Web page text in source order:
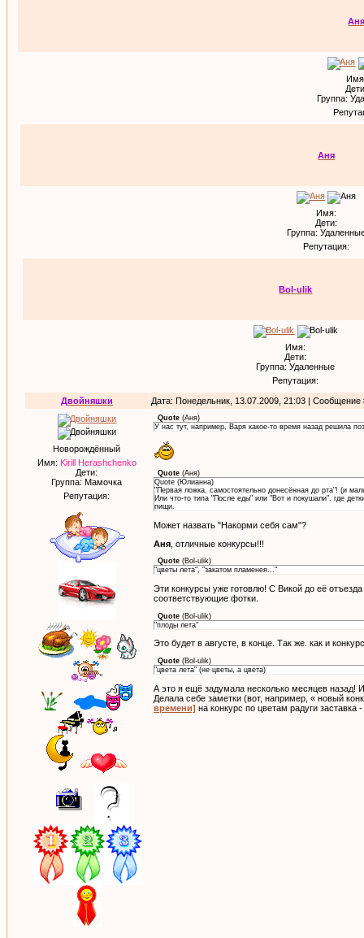
Группа:
Аня
Имя:
Дети:
Группа:
Репутация:
Bol-ulik
Имя:
Дети:
Группа: Удаленные
Репутация:
Двойняшки Дата: Понедельник, 13.07.2009, 21:03 |
Новорождённый
Имя: Kirill Herashchenko
Дети:
Группа: Мамочка
Репутация:
Quote (Аня)
У нас тут, например, Варя какое-то время назад решила
Quote (Аня)
Quote (Юлианна)
"Первая ложка, самостоятельно донесённая до рта"! (и
Или что-то типа "После еды" или "Вот и покушали", где
пищи.
Может назвать "Накорми себя сам"?
Аня , отличные конкурсы!!!
Quote (Bol-ulik)
"цветы лета", "закатом пламенея..."
Эти конкурсы уже готовлю! С Викой до её
соответствующие фотки.
Quote (Bol-ulik)
"плоды лета"
Это будет в августе, в конце. Так же. как и
Quote (Bol-ulik)
"цвета лета" (не цветы, а цвета)
А это я ещё задумала несколько месяцев назад!
Делала себе заметки (вот, например, « новый
времени] на конкурс по цветам радуги заставка